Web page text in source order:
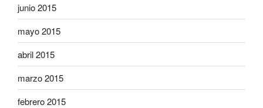
junio 2015
mayo 2015
abril 2015
marzo 2015
febrero 2015